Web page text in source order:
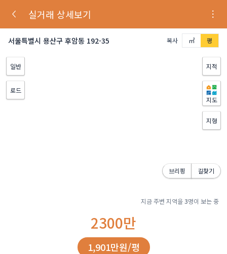
실거래 상세보기
서울특별시 용산구 후암동 192-35 복사 ㎡ 평
일반
로드
지적
지도
지형
브리핑 길찾기
지금 주변 지역을3명이 보는 중
2300만
1,901만원/평